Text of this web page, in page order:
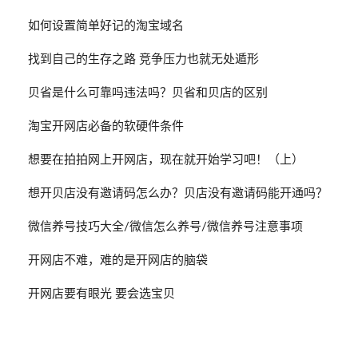
如何设置简单好记的淘宝域名
找到自己的生存之路 竞争压力也就无处遁形
贝省是什么可靠吗违法吗？贝省和贝店的区别
淘宝开网店必备的软硬件条件
想要在拍拍网上开网店，现在就开始学习吧！（上）
想开贝店没有邀请码怎么办？贝店没有邀请码能开通吗？
微信养号技巧大全/微信怎么养号/微信养号注意事项
开网店不难，难的是开网店的脑袋
开网店要有眼光 要会选宝贝